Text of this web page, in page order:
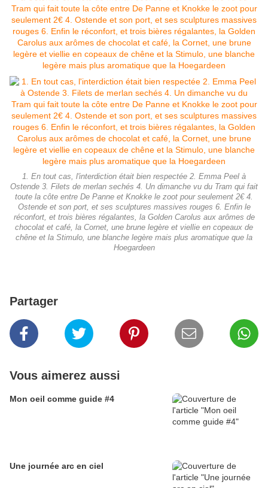
1. En tout cas, l'interdiction était bien respectée 2. Emma Peel à
Ostende 3. Filets de merlan sechés 4. Un dimanche vu du Tram qui fait
toute la côte entre De Panne et Knokke le zoot pour seulement 2€ 4.
Ostende et son port, et ses sculptures massives rouges 6. Enfin le
réconfort, et trois bières régalantes, la Golden Carolus aux arômes de
chocolat et café, la Cornet, une brune legère et viellie en copeaux de
chêne et la Stimulo, une blanche legère mais plus aromatique que la
Hoegardeen
Partager
Vous aimerez aussi
Mon oeil comme guide #4
Une journée arc en ciel